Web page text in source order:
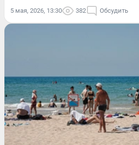
5 мая, 2026, 13:30 382 Обсудить